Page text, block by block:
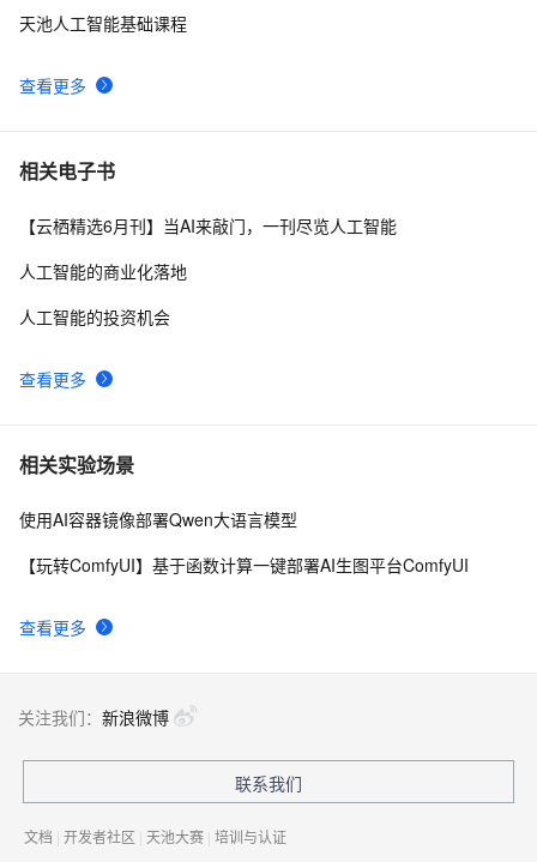
查看更多
天池人工智能基础课程
相关电子书
查看更多
【云栖精选6月刊】当AI来敲门，一刊尽览人工智能
人工智能的商业化落地
人工智能的投资机会
相关实验场景
查看更多
使用AI容器镜像部署Qwen大语言模型
【玩转ComfyUI】基于函数计算一键部署AI生图平台ComfyUI
关注我们： 新浪微博
联系我们
文档 | 开发者社区 | 天池大赛 | 培训与认证